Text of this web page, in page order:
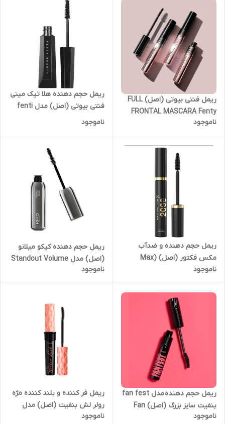
ریمل فنتی بیوتی (اصل) FULL
FRONTAL MASCARA Fenty
beauty
ناموجود
ریمل حجم دهنده هلا تیک مینی
فنتی بیوتی (اصل) مدل fenti
beauty Hella Thicc
ناموجود
ریمل حجم دهنده و ضدآب
مکس فکتور (اصل) (Max
Factor) Max Factor 2000
Calorie Mascara, Dramatic
Volume
ناموجود
ریمل حجم دهنده کیکو میلانو
(اصل) مدل Standout Volume
maskara مشکی
ناموجود
ریمل حجم دهنده مدل fan fest
بنفیت سایز بزرگ (اصل) Fan
Fest voluming eye mascara
ناموجود
ریمل فر کننده و بلند کننده مژه
رولر لش بنفیت (اصل) مدل
ناموجود